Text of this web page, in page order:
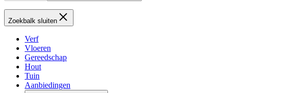
Zoekbalk sluiten
Verf
Vloeren
Gereedschap
Hout
Tuin
Aanbiedingen